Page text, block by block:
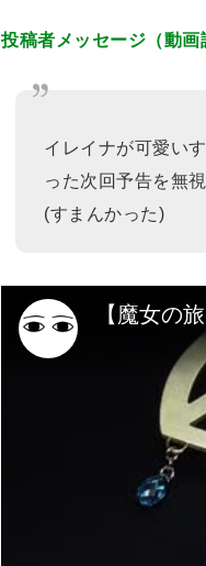
投稿者メッセージ（動画
イレイナが可愛い
った次回予告を無
(すまんかった)